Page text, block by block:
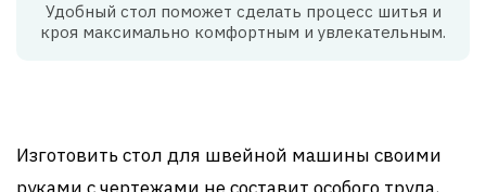
Удобный стол поможет сделать процесс шитья и
кроя максимально комфортным и увлекательным.
Изготовить стол для швейной машины своими